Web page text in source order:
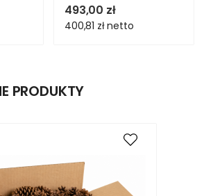
493,00 zł
400,81 złnetto
PRODUKTY